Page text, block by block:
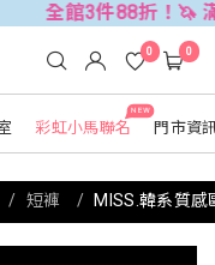
3件88折！🦄 滿$2500
NEW
彩虹小馬聯名 門市資
0 0
短褲 MISS.韓系質